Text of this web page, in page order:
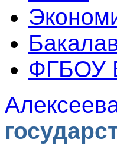
ФГБОУ